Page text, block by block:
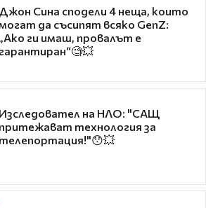
Джон Сина сподели 4 неща, които
могат да съсипят всяко GenZ:
„Ако ги имаш, провалът е
гарантиран“🧐💥
Изследовател на НЛО: "САЩ
притежават технология за
телепортация!"😯💥